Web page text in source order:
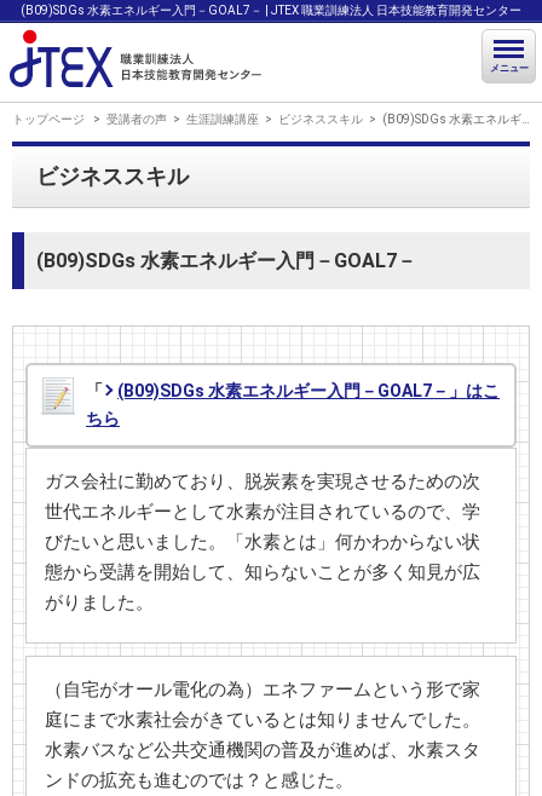
(B09)SDGs 水素エネルギー入門－GOAL7－ | JTEX 職業訓練法人 日本技能教育開発センター
メニュー
トップページ 受講者の声 生涯訓練講座 ビジネススキル (B09)SDGs 水素エネルギー入門－GOAL7－
ビジネススキル
(B09)SDGs 水素エネルギー入門－GOAL7－
「
(B09)SDGs 水素エネルギー入門－GOAL7－」はこ
ちら
ガス会社に勤めており、脱炭素を実現させるための次
世代エネルギーとして水素が注目されているので、学
びたいと思いました。「水素とは」何かわからない状
態から受講を開始して、知らないことが多く知見が広
がりました。
（自宅がオール電化の為）エネファームという形で家
庭にまで水素社会がきているとは知りませんでした。
水素バスなど公共交通機関の普及が進めば、水素スタ
ンドの拡充も進むのでは？と感じた。